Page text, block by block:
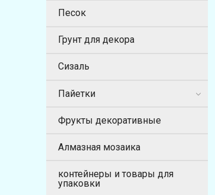
Песок
Грунт для декора
Сизаль
Пайетки
Фрукты декоративные
Алмазная мозаика
контейнеры и товары для
упаковки